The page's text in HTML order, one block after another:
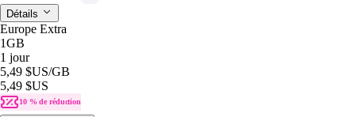
Détails
Europe Extra
1GB
1 jour
5,49 $US/GB
5,49 $US
10 % de réduction